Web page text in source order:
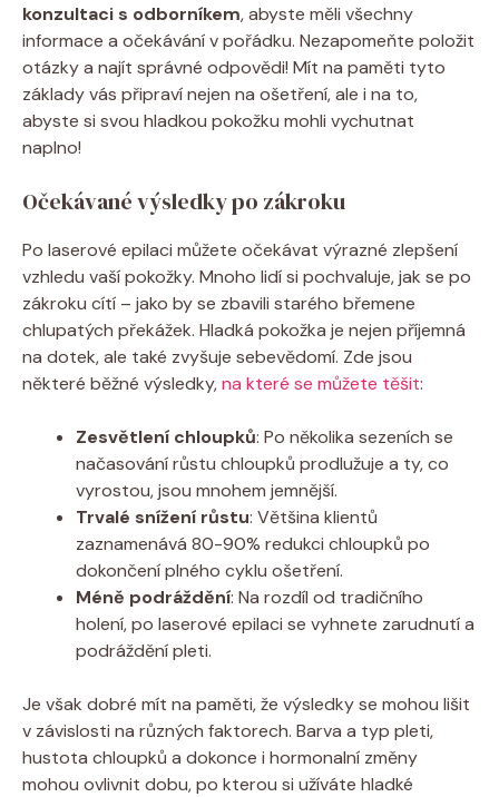
konzultaci s odborníkem, abyste měli všechny
informace a očekávání v pořádku. Nezapomeňte položit
otázky a najít správné odpovědi! Mít na paměti tyto
základy vás připraví nejen na ošetření, ale i na to,
abyste si svou hladkou pokožku mohli vychutnat
naplno!
Očekávané výsledky po zákroku
Po laserové epilaci můžete očekávat výrazné zlepšení
vzhledu vaší pokožky. Mnoho lidí si pochvaluje, jak se po
zákroku cítí – jako by se zbavili starého břemene
chlupatých překážek. Hladká pokožka je nejen příjemná
na dotek, ale také zvyšuje sebevědomí. Zde jsou
některé běžné výsledky,na které se můžete těšit:
Zesvětlení chloupků: Po několika sezeních se
načasování růstu chloupků prodlužuje a ty, co
vyrostou, jsou mnohem jemnější.
Trvalé snížení růstu: Většina klientů
zaznamenává 80-90% redukci chloupků po
dokončení plného cyklu ošetření.
Méně podráždění: Na rozdíl od tradičního
holení, po laserové epilaci se vyhnete zarudnutí a
podráždění pleti.
Je však dobré mít na paměti, že výsledky se mohou lišit
v závislosti na různých faktorech. Barva a typ pleti,
hustota chloupků a dokonce i hormonalní změny
mohou ovlivnit dobu, po kterou si užíváte hladké